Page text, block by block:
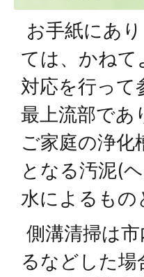
お手紙にあ
ては、かねて
対応を行って
最上流部であ
ご家庭の浄化
となる汚泥(
水によるもの
側溝清掃は
るなどした場